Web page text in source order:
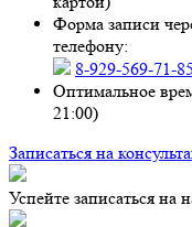
Форма записи
телефону:
8-929-569-71-85
Оптимальное
21:00)
Записаться на
Успейте записаться на